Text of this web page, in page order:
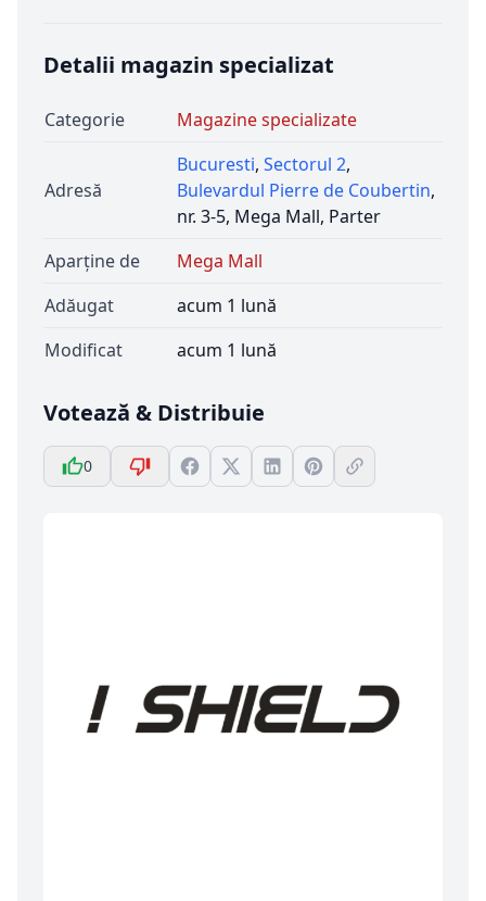
Detalii magazin specializat
Categorie Magazine specializate
Adresă
Bucuresti, Sectorul 2,
Bulevardul Pierre de Coubertin,
nr. 3-5, Mega Mall, Parter
Aparține de
Mega Mall
Adăugat
acum 1 lună
Modificat
acum 1 lună
Votează & Distribuie
0